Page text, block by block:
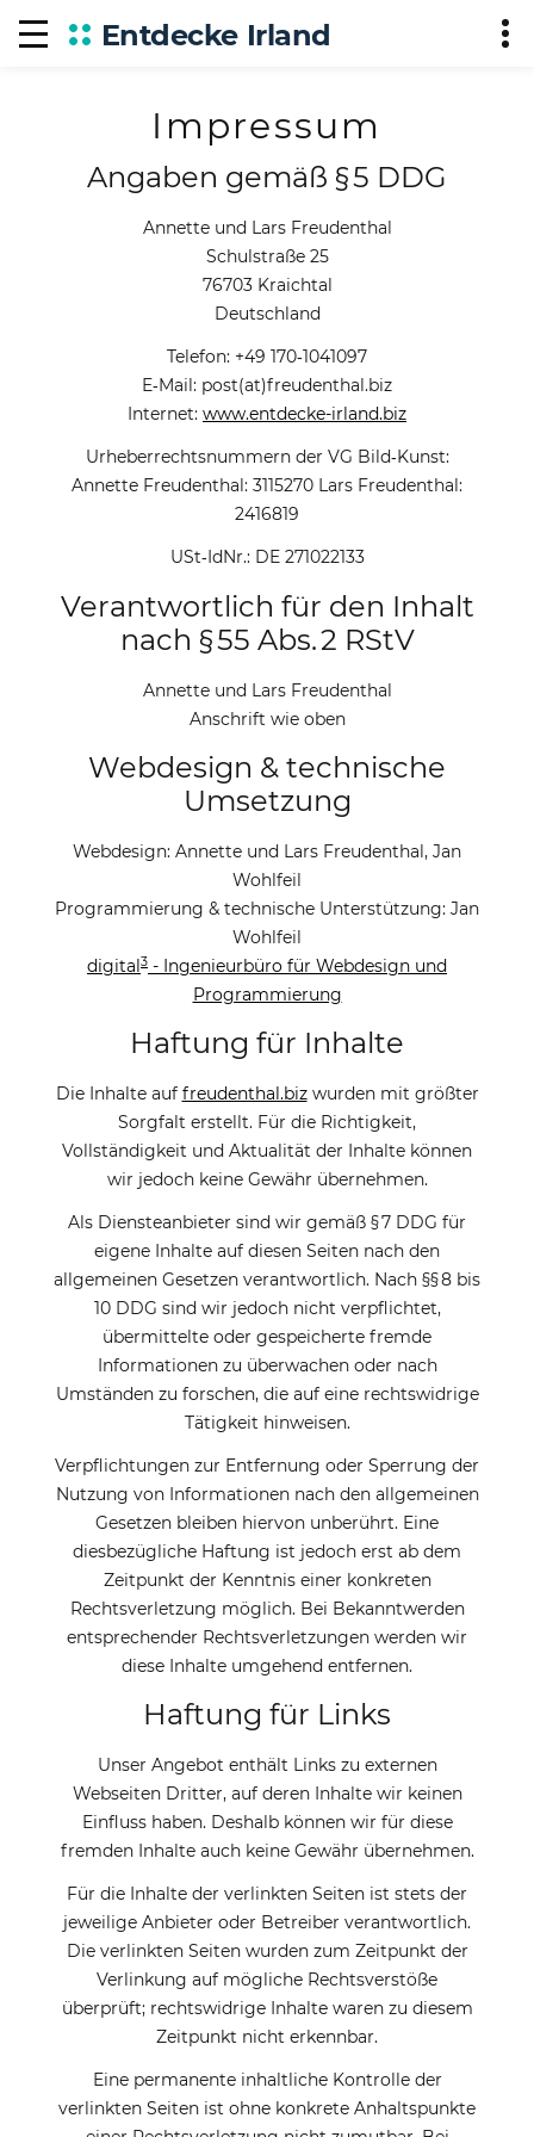
Entdecke Irland
Impressum
Angaben gemäß § 5 DDG
Annette und Lars Freudenthal
Schulstraße 25
76703 Kraichtal
Deutschland
Telefon: +49 170‑1041097
E‑Mail: post(at)freudenthal.biz
Internet: www.entdecke-irland.biz
Urheberrechtsnummern der VG Bild‑Kunst:
Annette Freudenthal: 3115270 Lars Freudenthal:
2416819
USt‑IdNr.: DE 271022133
Verantwortlich für den Inhalt
nach § 55 Abs. 2 RStV
Annette und Lars Freudenthal
Anschrift wie oben
Webdesign & technische
Umsetzung
Webdesign: Annette und Lars Freudenthal, Jan
Wohlfeil
Programmierung & technische Unterstützung: Jan
Wohlfeil
digital3 - Ingenieurbüro für Webdesign und
Programmierung
Haftung für Inhalte
Die Inhalte auf freudenthal.bizwurden mit größter
Sorgfalt erstellt. Für die Richtigkeit,
Vollständigkeit und Aktualität der Inhalte können
wir jedoch keine Gewähr übernehmen.
Als Diensteanbieter sind wir gemäß § 7 DDG für
eigene Inhalte auf diesen Seiten nach den
allgemeinen Gesetzen verantwortlich. Nach §§ 8 bis
10 DDG sind wir jedoch nicht verpflichtet,
übermittelte oder gespeicherte fremde
Informationen zu überwachen oder nach
Umständen zu forschen, die auf eine rechtswidrige
Tätigkeit hinweisen.
Verpflichtungen zur Entfernung oder Sperrung der
Nutzung von Informationen nach den allgemeinen
Gesetzen bleiben hiervon unberührt. Eine
diesbezügliche Haftung ist jedoch erst ab dem
Zeitpunkt der Kenntnis einer konkreten
Rechtsverletzung möglich. Bei Bekanntwerden
entsprechender Rechtsverletzungen werden wir
diese Inhalte umgehend entfernen.
Haftung für Links
Unser Angebot enthält Links zu externen
Webseiten Dritter, auf deren Inhalte wir keinen
Einfluss haben. Deshalb können wir für diese
fremden Inhalte auch keine Gewähr übernehmen.
Für die Inhalte der verlinkten Seiten ist stets der
jeweilige Anbieter oder Betreiber verantwortlich.
Die verlinkten Seiten wurden zum Zeitpunkt der
Verlinkung auf mögliche Rechtsverstöße
überprüft; rechtswidrige Inhalte waren zu diesem
Zeitpunkt nicht erkennbar.
Eine permanente inhaltliche Kontrolle der
verlinkten Seiten ist ohne konkrete Anhaltspunkte